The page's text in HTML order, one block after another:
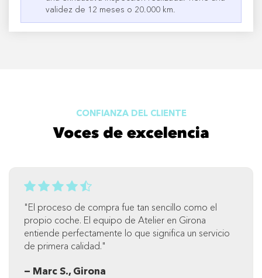
validez de 12 meses o 20.000 km.
CONFIANZA DEL CLIENTE
Voces de excelencia
"El proceso de compra fue tan sencillo como el
propio coche. El equipo de Atelier en Girona
entiende perfectamente lo que significa un servicio
de primera calidad."
— Marc S., Girona